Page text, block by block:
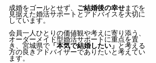
成婚をゴールとせず、 ご結婚後の幸せまでを
見据えた婚活サポートとアドバイスを大切に
しています。
会員一人ひとりの価値観や考えに寄り添う、
オーダーメイド型婚活サポートに重点を置
き、宮城県で 「本気で結婚したい」 と考える
方の良きアドバイザーでありたいと考えてい
ます。